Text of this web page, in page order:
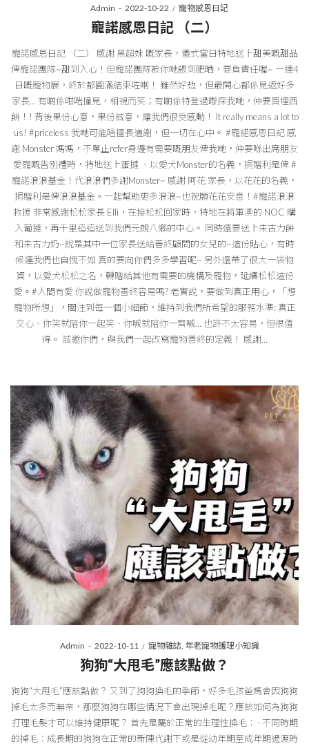
ByAdmin
Posted
on
2022-10-22
Posted
寵物感恩日記
寵諾感恩日記 （二）
寵諾感恩日記 （二） 感謝 黑超妹 嘅家長，儀式當日特地送上甜美嘅甜品
俾寵諾團隊~甜到入心！但寵諾團隊被你哋餵到肥晒，要負責任喔~ 一連4
日嘅寵物展，終於都圓滿結束咗喇！ 雖然好攰，但最開心都係見返好多
家長… 有啲係咁啱撞見，相視而笑；有啲係特登過嚟探我哋，仲要買埋西
餅！! 背後果份心意，果份誠意，讓我們很受感動！ It really means a lot to
us! #priceless 我哋可能唔擅長道謝，但一切在心中。 #寵諾感恩日記 感
謝 Monster 媽媽，不單止refer身邊有需要嘅朋友俾我哋，仲要喺出席朋友
愛寵嘅告別禮時，特地送上蛋撻 、以愛犬Monster的名義，捐贈利是俾 #
寵諾浪浪基金！代浪浪們多謝Monster~ 感謝 阿花 家長，以花花的名義，
捐贈利是俾浪浪基金。一起幫助更多浪浪~也祝願花花安息！#寵諾浪浪
救援 非常感謝松松家長 Elli，在接松松回家時，特地在將軍澳的 NOC 購
入葡撻，再千里迢迢送到我們元朗八鄉的中心。 同時還要送上朱古力餅
和朱古力奶~說是其中一位家長送給善終顧問的女兒的~這份貼心，有時
候連我們也自愧不如 真的要向你們多多學習呢~ 另外還帶了很大一袋物
資，以愛犬松松之名，轉贈給其他有需要的機構及寵物，延續松松這份
愛。#人間有愛 你說做寵物善終容易嗎? 老實說，要做到真正用心，「想
寵物所想」，關注到每一個小細節，維持到我們所希望的服務水準: 真正
交心、你笑就陪你一起笑、你喊就陪你一齊喊… 也許不太容易，但很值
得。 誠邀你們，與我們一起改寫寵物善終的定義！ 感謝…
ByAdmin
Posted
on
2022-10-11
Posted
in
寵物雜誌 年老寵物護理小知識
狗狗“大甩毛”應該點做？
狗狗“大甩毛”應該點做？ 又到了狗狗換毛的季節，好多毛孩爸媽會因狗狗
掉毛太多而無奈，那麼狗狗在哪些情況下會出現掉毛呢？應該如何為狗狗
打理毛髮才可以維持健康呢？ 首先是屬於正常的生理性換毛： · 不同時期
的掉毛：成長期的狗狗在正常的新陳代謝下或是從幼年期至成年期過渡時